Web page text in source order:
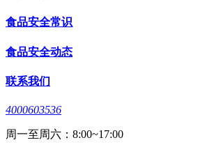
食品安全常识
食品安全动态
联系我们
4000603536
周一至周六：8:00~17:00